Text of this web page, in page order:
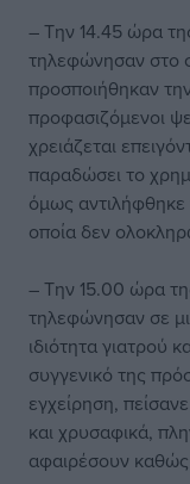
– Την 14.45 ώρα
τηλεφώνησαν στο
προσποιήθηκαν
προφασιζόμενοι
χρειάζεται
παραδώσει το
όμως
οποία δεν
– Την 15.00 ώρα
τηλεφώνησαν σε
ιδιότητα γιατρού
συγγενικό της
εγχείρηση,
και χρυσαφικά,
αφαιρέσουν καθώς